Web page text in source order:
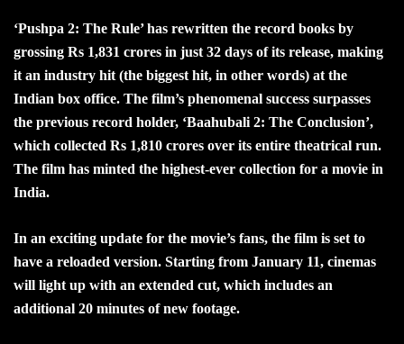
‘Pushpa 2: The Rule’ has rewritten the record books by
grossing Rs 1,831 crores in just 32 days of its release, making
it an industry hit (the biggest hit, in other words) at the
Indian box office. The film’s phenomenal success surpasses
the previous record holder, ‘Baahubali 2: The Conclusion’,
which collected Rs 1,810 crores over its entire theatrical run.
The film has minted the highest-ever collection for a movie in
India.
In an exciting update for the movie’s fans, the film is set to
have a reloaded version. Starting from January 11, cinemas
will light up with an extended cut, which includes an
additional 20 minutes of new footage.